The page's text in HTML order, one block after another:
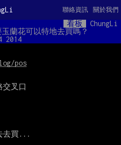
關於我們
聯絡資訊
看板
ChungLi
蘭花可以特地去買嗎？
2014
pos
交叉口
去買...